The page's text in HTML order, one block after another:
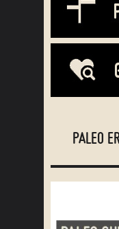
PALEO